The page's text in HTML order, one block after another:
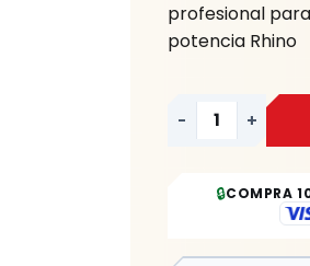
profesional
potencia Rhino
- +
🔒COMPRA